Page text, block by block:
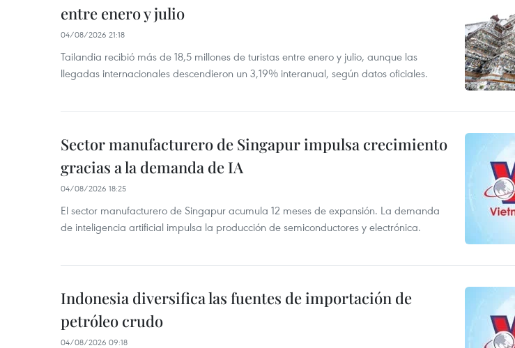
entre enero y julio
04/08/2026 21:18
Tailandia recibió más de 18,5 millones de turistas entre enero y julio, aunque las
llegadas internacionales descendieron un 3,19% interanual, según datos oficiales.
Sector manufacturero de Singapur impulsa crecimiento
gracias a la demanda de IA
04/08/2026 18:25
El sector manufacturero de Singapur acumula 12 meses de expansión. La demanda
de inteligencia artificial impulsa la producción de semiconductores y electrónica.
Indonesia diversifica las fuentes de importación de
petróleo crudo
04/08/2026 09:18